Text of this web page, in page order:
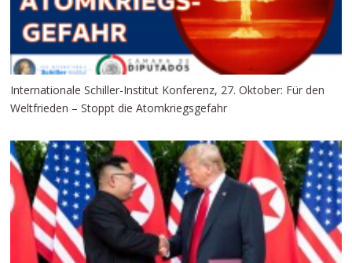
Internationale Schiller-Institut Konferenz, 27. Oktober: Für den
Weltfrieden – Stoppt die Atomkriegsgefahr